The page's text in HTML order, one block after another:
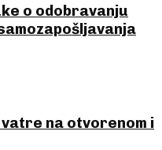
o odobravanju
na otvorenom i